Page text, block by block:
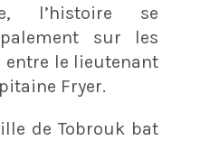
l’histoire se
sur les
entre le lieutenant
Fryer.
de Tobrouk bat